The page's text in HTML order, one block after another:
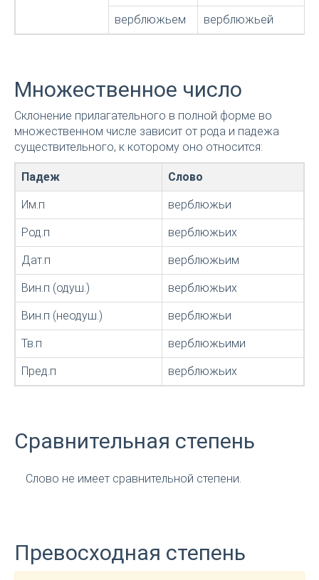
верблюжьем верблюжьей
Множественное число
Склонение прилагательного в полной форме во
множественном числе зависит от рода и падежа
существительного, к которому оно относится:
Падеж Слово
Им.п верблюжьи
Род.п верблюжьих
Дат.п верблюжьим
Вин.п (одуш.) верблюжьих
Вин.п (неодуш.) верблюжьи
Тв.п верблюжьими
Пред.п верблюжьих
Сравнительная степень
Слово не имеет сравнительной степени.
Превосходная степень